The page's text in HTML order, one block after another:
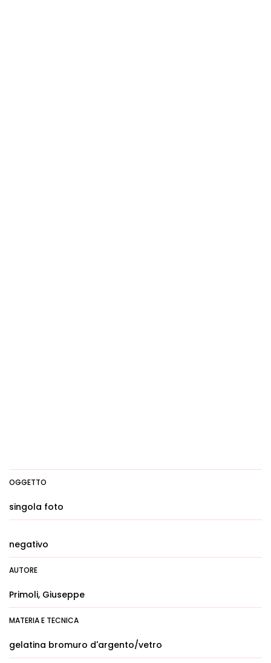
OGGETTO
singola foto
negativo
AUTORE
Primoli, Giuseppe
MATERIA E TECNICA
gelatina bromuro d'argento/vetro